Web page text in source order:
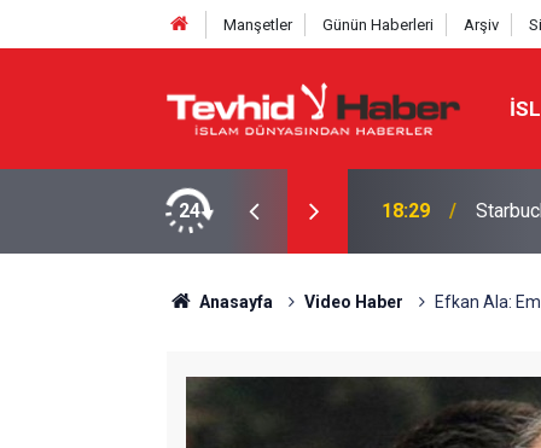
Manşetler Günün Haberleri Arşiv
24
yeni bir marka ismi buldu! 18:29
Anasayfa Video Haber Efkan Ala: